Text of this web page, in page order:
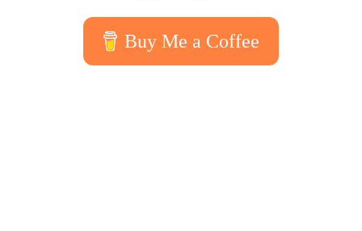
Buy Me a Coffee